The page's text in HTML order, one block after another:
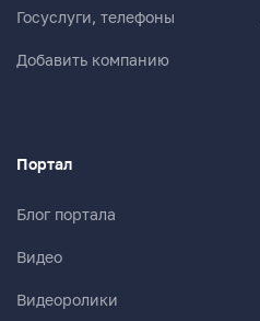
Госуслуги, телефоны
Добавить компанию
Портал
Блог портала
Видео
Видеоролики